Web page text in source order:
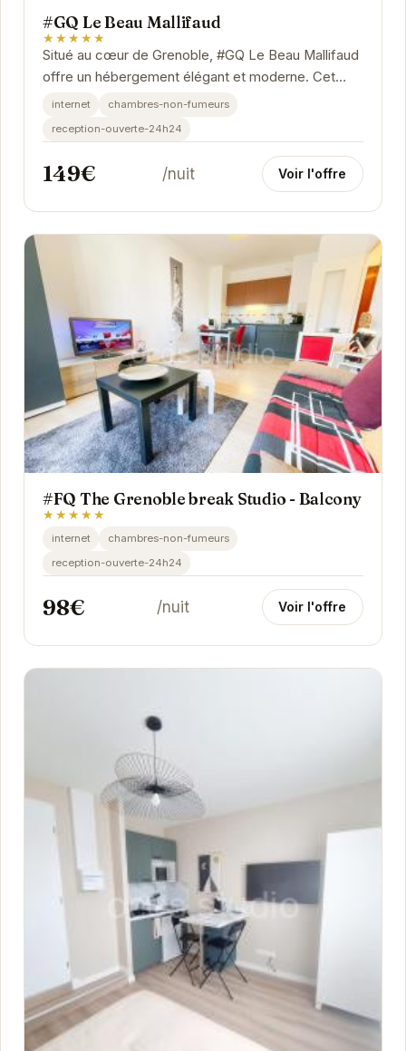
#GQ Le Beau Mallifaud
★★★★★
Situé au cœur de Grenoble, #GQ Le Beau Mallifaud
offre un hébergement élégant et moderne. Cet
appartement est parfait pour les voyageurs...
internet
chambres-non-fumeurs
reception-ouverte-24h24
149€ /nuit Voir l'offre
#FQ The Grenoble break Studio - Balcony
★★★★★
internet
chambres-non-fumeurs
reception-ouverte-24h24
98€ /nuit Voir l'offre